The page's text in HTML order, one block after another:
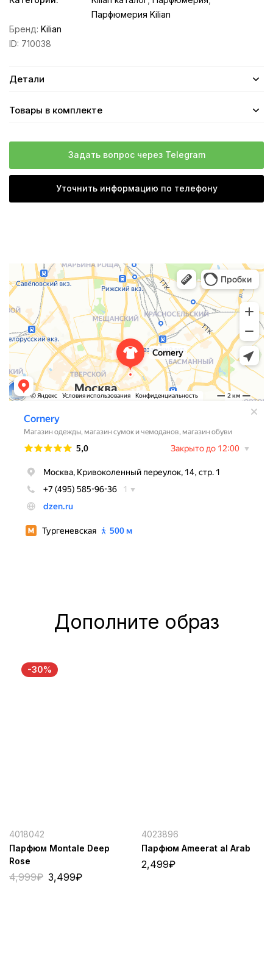
Парфюмерия Kilian
Бренд: Kilian
ID: 710038
Детали
Товары в комплекте
Задать вопрос через Telegram
Уточнить информацию по телефону
Дополните образ
-30%
4018042
Парфюм Montale Deep
Rose
4,999₽ 3,499₽
4023896
Парфюм Ameerat al Arab
2,499₽